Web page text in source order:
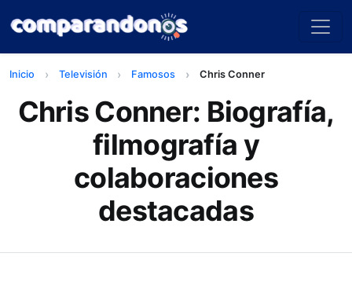
Inicio Televisión Famosos Chris Conner
Chris Conner: Biografía,
filmografía y
colaboraciones
destacadas